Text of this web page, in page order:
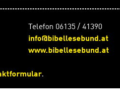
Telefon 06135 / 41390
info@bibellesebund.at
www.bibellesebund.at
.